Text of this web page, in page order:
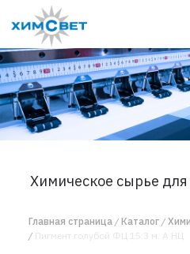
Химическое сырье
Главная страница Каталог
Пигмент голубой ФЦ 15:3 м. А НЦ